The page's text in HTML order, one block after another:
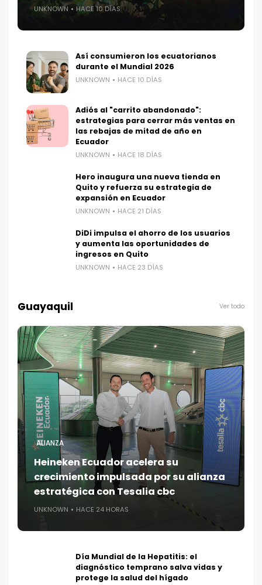
UNKNOWN HACE 10 DÍAS
Así consumieron los ecuatorianos
durante el Mundial 2026
UNKNOWN HACE 10 DÍAS
Adiós al "carrito abandonado":
estrategias para cerrar más ventas en
las rebajas de mitad de año en
Ecuador
UNKNOWN HACE 18 DÍAS
Hero inaugura una nueva tienda en
Quito y refuerza su estrategia de
expansión en Ecuador
UNKNOWN HACE 21 DÍAS
DiDi impulsa el ahorro de los usuarios
y aumenta las oportunidades de
ingresos en Quito
UNKNOWN HACE 23 DÍAS
Guayaquil Ver todo
ALIANZA
Heineken Ecuador acelera su
crecimiento impulsada por su alianza
estratégica con Tesalia cbc
UNKNOWN HACE 24 HORAS
Día Mundial de la Hepatitis: el
diagnóstico temprano salva vidas y
protege la salud del hígado